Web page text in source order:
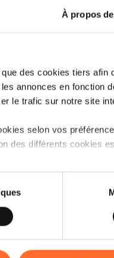
À propos
des cookies tiers afin
annonces en fonction
le trafic sur notre site
selon vos
des différents cookies
de vidéos, partage sur
l’économie
de baisse, selon
restent mitigés au